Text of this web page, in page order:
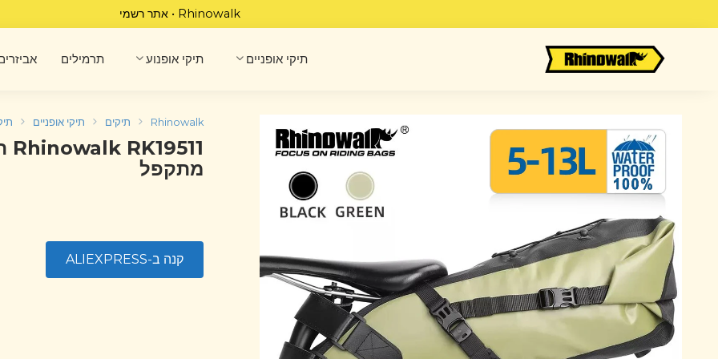
Rhinowalk • אתר רשמי
תיקי אופניים תיקי אופנוע תרמילים
Rhinowalk תיקים תיקי אופניים
מתקפל
קנה ב-ALIEXPRESS